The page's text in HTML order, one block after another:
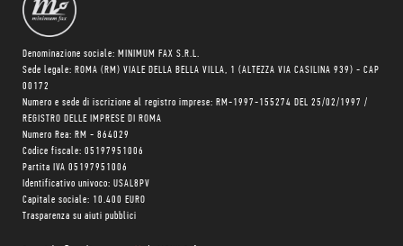
Denominazione sociale: MINIMUM FAX S.R.L.
Sede legale: ROMA (RM) VIALE DELLA BELLA VILLA, 1 (ALTEZZA VIA CASILINA 939) - CAP
00172
Numero e sede di iscrizione al registro imprese: RM-1997-155274 DEL 25/02/1997 /
REGISTRO DELLE IMPRESE DI ROMA
Numero Rea: RM - 864029
Codice fiscale: 05197951006
Partita IVA 05197951006
Identificativo univoco: USAL8PV
Capitale sociale: 10.400 EURO
Trasparenza su aiuti pubblici